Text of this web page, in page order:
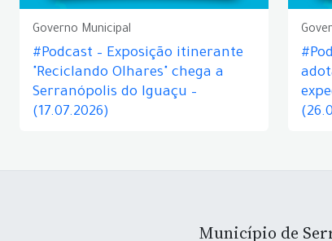
Governo Municipal
#Podcast – Exposição itinerante
"Reciclando Olhares" chega a
Serranópolis do Iguaçu –
(17.07.2026)
Município de